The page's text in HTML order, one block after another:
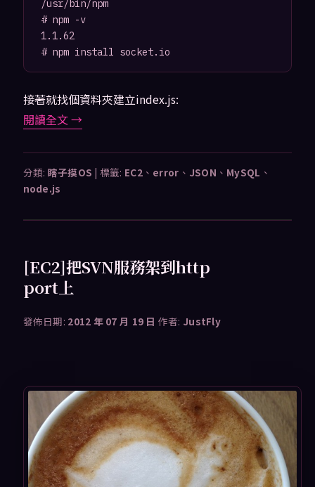
/usr/bin/npm
# npm -v
1.1.62
# npm install socket.io
接著就找個資料夾建立index.js:
閱讀全文→
分類: 瞎子摸OS | 標籤: EC2、 error 、 JSON 、 MySQL 、
node.js
[EC2]把SVN服務架到http
port上
發佈日期: 2012 年 07 月 19 日 作者: JustFly